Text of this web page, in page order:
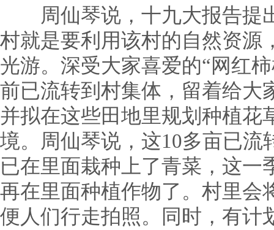
周仙琴说，十九大报告提
村就是要利用该村的自然资源
光游。深受大家喜爱的“网红
前已流转到村集体，留着给大
并拟在这些田地里规划种植花
境。周仙琴说，这10多亩已流
已在里面栽种上了青菜，这一
再在里面种植作物了。村里会
便人们行走拍照。同时，有计